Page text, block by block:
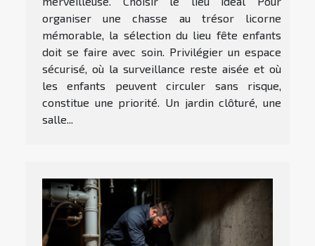
organiser une chasse au trésor licorne
mémorable, la sélection du lieu fête enfants
doit se faire avec soin. Privilégier un espace
sécurisé, où la surveillance reste aisée et où
les enfants peuvent circuler sans risque,
constitue une priorité. Un jardin clôturé, une
salle...